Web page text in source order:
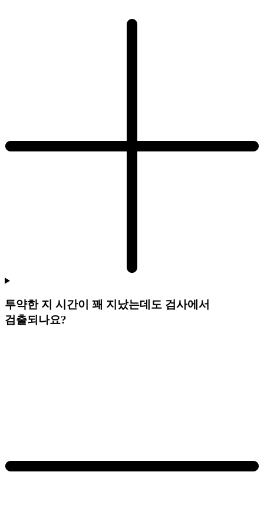
투약한 지 시간이 꽤 지났는데도 검사에서
검출되나요?